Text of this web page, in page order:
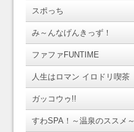
スポっち
み～んなげんきっず！
ファファFUNTIME
人生はロマン イロドリ喫茶
ガッコウゥ!!
すわSPA！～温泉のススメ～